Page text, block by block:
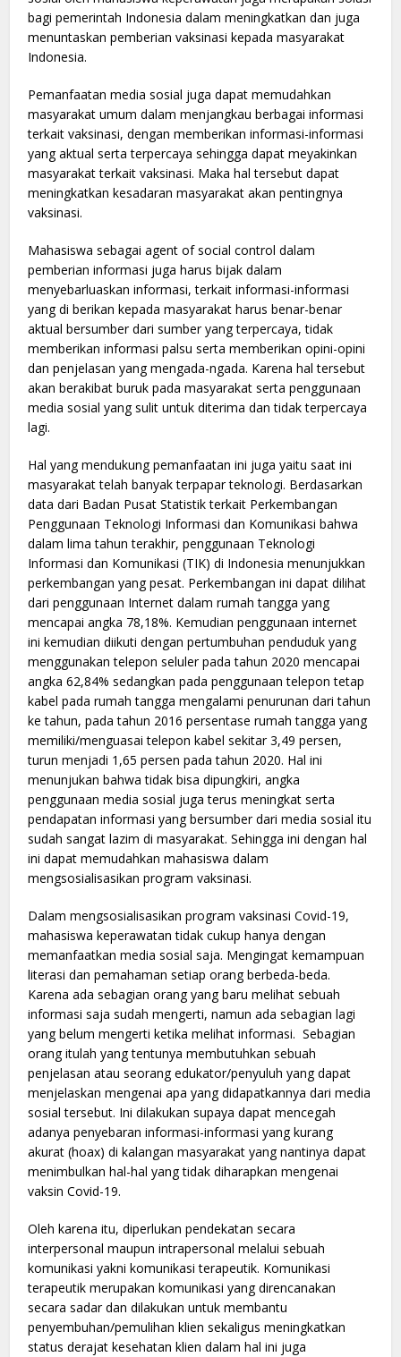
bagi pemerintah Indonesia dalam meningkatkan dan juga
menuntaskan pemberian vaksinasi kepada masyarakat
Indonesia.
Pemanfaatan media sosial juga dapat memudahkan
masyarakat umum dalam menjangkau berbagai informasi
terkait vaksinasi, dengan memberikan informasi-informasi
yang aktual serta terpercaya sehingga dapat meyakinkan
masyarakat terkait vaksinasi. Maka hal tersebut dapat
meningkatkan kesadaran masyarakat akan pentingnya
vaksinasi.
Mahasiswa sebagai agent of social control dalam
pemberian informasi juga harus bijak dalam
menyebarluaskan informasi, terkait informasi-informasi
yang di berikan kepada masyarakat harus benar-benar
aktual bersumber dari sumber yang terpercaya, tidak
memberikan informasi palsu serta memberikan opini-opini
dan penjelasan yang mengada-ngada. Karena hal tersebut
akan berakibat buruk pada masyarakat serta penggunaan
media sosial yang sulit untuk diterima dan tidak terpercaya
lagi.
Hal yang mendukung pemanfaatan ini juga yaitu saat ini
masyarakat telah banyak terpapar teknologi. Berdasarkan
data dari Badan Pusat Statistik terkait Perkembangan
Penggunaan Teknologi Informasi dan Komunikasi bahwa
dalam lima tahun terakhir, penggunaan Teknologi
Informasi dan Komunikasi (TIK) di Indonesia menunjukkan
perkembangan yang pesat. Perkembangan ini dapat dilihat
dari penggunaan Internet dalam rumah tangga yang
mencapai angka 78,18%. Kemudian penggunaan internet
ini kemudian diikuti dengan pertumbuhan penduduk yang
menggunakan telepon seluler pada tahun 2020 mencapai
angka 62,84% sedangkan pada penggunaan telepon tetap
kabel pada rumah tangga mengalami penurunan dari tahun
ke tahun, pada tahun 2016 persentase rumah tangga yang
memiliki/menguasai telepon kabel sekitar 3,49 persen,
turun menjadi 1,65 persen pada tahun 2020. Hal ini
menunjukan bahwa tidak bisa dipungkiri, angka
penggunaan media sosial juga terus meningkat serta
pendapatan informasi yang bersumber dari media sosial itu
sudah sangat lazim di masyarakat. Sehingga ini dengan hal
ini dapat memudahkan mahasiswa dalam
mengsosialisasikan program vaksinasi.
Dalam mengsosialisasikan program vaksinasi Covid-19,
mahasiswa keperawatan tidak cukup hanya dengan
memanfaatkan media sosial saja. Mengingat kemampuan
literasi dan pemahaman setiap orang berbeda-beda.
Karena ada sebagian orang yang baru melihat sebuah
informasi saja sudah mengerti, namun ada sebagian lagi
yang belum mengerti ketika melihat informasi. Sebagian
orang itulah yang tentunya membutuhkan sebuah
penjelasan atau seorang edukator/penyuluh yang dapat
menjelaskan mengenai apa yang didapatkannya dari media
sosial tersebut. Ini dilakukan supaya dapat mencegah
adanya penyebaran informasi-informasi yang kurang
akurat (hoax) di kalangan masyarakat yang nantinya dapat
menimbulkan hal-hal yang tidak diharapkan mengenai
vaksin Covid-19.
Oleh karena itu, diperlukan pendekatan secara
interpersonal maupun intrapersonal melalui sebuah
komunikasi yakni komunikasi terapeutik. Komunikasi
terapeutik merupakan komunikasi yang direncanakan
secara sadar dan dilakukan untuk membantu
penyembuhan/pemulihan klien sekaligus meningkatkan
status derajat kesehatan klien dalam hal ini juga